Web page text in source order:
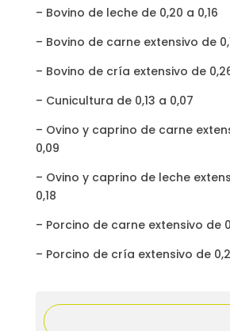
– Bovino de leche de 0,20 a 0,16
– Bovino de carne extensivo de
– Bovino de cría extensivo de
– Cunicultura de 0,13 a 0,07
– Ovino y caprino de carne
0,09
– Ovino y caprino de leche
0,18
– Porcino de carne extensivo de
– Porcino de cría extensivo de